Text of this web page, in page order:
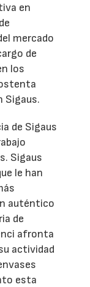
en
mercado
de
los
Sigaus.
de Sigaus
Sigaus
le han
auténtico
de
afronta
actividad
esta